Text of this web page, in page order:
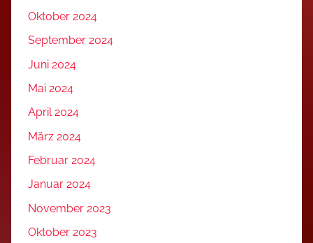
Oktober 2024
September 2024
Juni 2024
Mai 2024
April 2024
März 2024
Februar 2024
Januar 2024
November 2023
Oktober 2023